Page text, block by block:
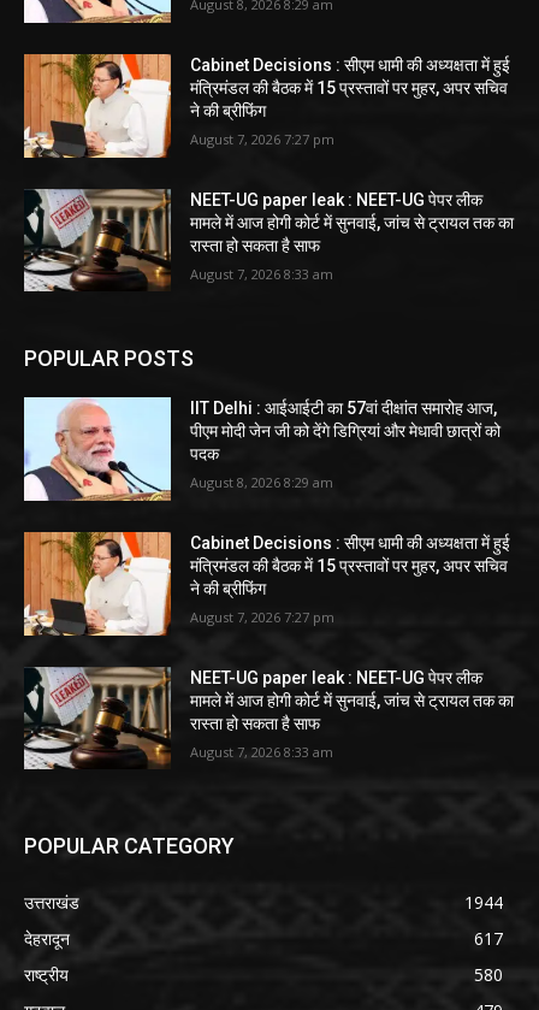
August 8, 2026 8:29 am
Cabinet Decisions : सीएम धामी की अध्यक्षता में हुई
मंत्रिमंडल की बैठक में 15 प्रस्तावों पर मुहर, अपर सचिव
ने की ब्रीफिंग
August 7, 2026 7:27 pm
NEET-UG paper leak : NEET-UG पेपर लीक
मामले में आज होगी कोर्ट में सुनवाई, जांच से ट्रायल तक का
रास्ता हो सकता है साफ
August 7, 2026 8:33 am
POPULAR POSTS
IIT Delhi : आईआईटी का 57वां दीक्षांत समारोह आज,
पीएम मोदी जेन जी को देंगे डिग्रियां और मेधावी छात्रों को
पदक
August 8, 2026 8:29 am
Cabinet Decisions : सीएम धामी की अध्यक्षता में हुई
मंत्रिमंडल की बैठक में 15 प्रस्तावों पर मुहर, अपर सचिव
ने की ब्रीफिंग
August 7, 2026 7:27 pm
NEET-UG paper leak : NEET-UG पेपर लीक
मामले में आज होगी कोर्ट में सुनवाई, जांच से ट्रायल तक का
रास्ता हो सकता है साफ
August 7, 2026 8:33 am
POPULAR CATEGORY
उत्तराखंड
1944
देहरादून
617
राष्ट्रीय
580